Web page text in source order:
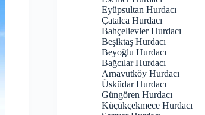
Eyüpsultan Hurdacı
Çatalca Hurdacı
Bahçelievler Hurdacı
Beşiktaş Hurdacı
Beyoğlu Hurdacı
Bağcılar Hurdacı
Arnavutköy Hurdacı
Üsküdar Hurdacı
Güngören Hurdacı
Küçükçekmece Hurdacı